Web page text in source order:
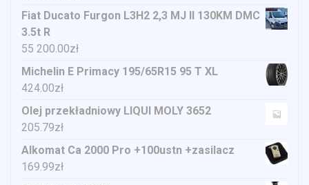
Fiat Ducato Furgon L3H2 2,3 MJ II 130KM DMC
3.5t R
55 200.00zł
Michelin E Primacy 195/65R15 95 T XL
424.00zł
Olej przekładniowy LIQUI MOLY 3652
205.79zł
Alkomat Ca 2000 Pro +100ustn +zasilacz
169.99zł